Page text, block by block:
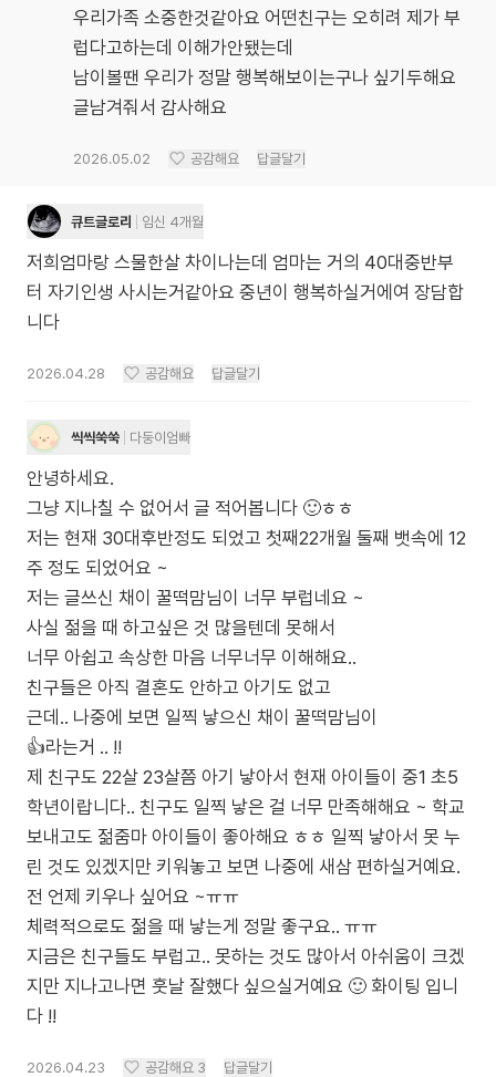
우리가족 소중한것같아요 어떤친구는 오히려 제가 부
럽다고하는데 이해가안됐는데
남이볼땐 우리가 정말 행복해보이는구나 싶기두해요
글남겨줘서 감사해요
2026.05.02 공감해요 답글달기
큐트글로리 임신 4개월
저희엄마랑 스물한살 차이나는데 엄마는 거의 40대중반부
터 자기인생 사시는거같아요 중년이 행복하실거에여 장담합
니다
2026.04.28 공감해요 답글달기
씩씩쑥쑥 다둥이엄빠
안녕하세요.
그냥 지나칠 수 없어서 글 적어봅니다 🙂ㅎㅎ
저는 현재 30대후반정도 되었고 첫째22개월 둘째 뱃속에 12
주 정도 되었어요 ~
저는 글쓰신 채이 꿀떡맘님이 너무 부럽네요 ~
사실 젊을 때 하고싶은 것 많을텐데 못해서
너무 아쉽고 속상한 마음 너무너무 이해해요..
친구들은 아직 결혼도 안하고 아기도 없고
근데.. 나중에 보면 일찍 낳으신 채이 꿀떡맘님이
👍라는거 .. !!
제 친구도 22살 23살쯤 아기 낳아서 현재 아이들이 중1 초5
학년이랍니다.. 친구도 일찍 낳은 걸 너무 만족해해요 ~ 학교
보내고도 젊줌마 아이들이 좋아해요 ㅎㅎ 일찍 낳아서 못 누
린 것도 있겠지만 키워놓고 보면 나중에 새삼 편하실거예요.
전 언제 키우나 싶어요 ~ㅠㅠ
체력적으로도 젊을 때 낳는게 정말 좋구요.. ㅠㅠ
지금은 친구들도 부럽고.. 못하는 것도 많아서 아쉬움이 크겠
지만 지나고나면 훗날 잘했다 싶으실거예요 🙂 화이팅 입니
다 !!
2026.04.23 공감해요 3 답글달기